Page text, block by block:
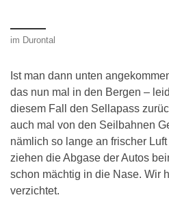
im Durontal
Ist man dann unten
das nun mal in den Bergen –
diesem Fall den Sellapass
auch mal von den Seilbahnen
nämlich so lange an frischer
ziehen die Abgase der Autos
schon mächtig in die Nase. Wir
verzichtet.